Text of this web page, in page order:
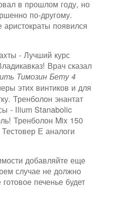
в прошлом году, но
по-другому.
появился
- Лучший курс
Врач сказал
Тимозин Бету 4
этих винтиков и для
Тренболон энантат
- Ilium Stanabolic
Тренболон Mix 150
Е аналоги
добавляйте еще
случае не должно
печенье будет